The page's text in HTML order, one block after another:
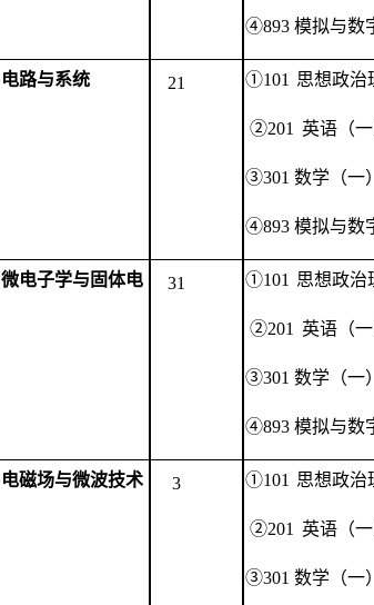
④893 模拟与数
电路与系统 21 ①101 思想政治
②201 英语（一
③301 数学（一）
④893 模拟与数
微电子学与固体电
31 ①101 思想政治
②201 英语（一
③301 数学（一）
④893 模拟与数
电磁场与微波技术 3 ①101 思想政治
②201 英语（一
③301 数学（一）